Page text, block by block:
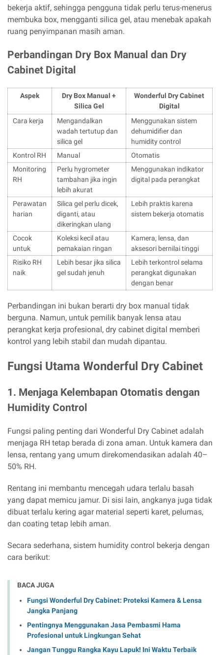
bekerja aktif, sehingga pengguna tidak perlu terus-menerus
membuka box, mengganti silica gel, atau menebak apakah
ruang penyimpanan masih aman.
Perbandingan Dry Box Manual dan Dry
Cabinet Digital
Aspek
Dry Box Manual +
Silica Gel
Wonderful Dry Cabinet
Digital
Cara kerja
Mengandalkan
wadah tertutup dan
silica gel
Menggunakan sistem
dehumidifier dan
humidity control
Kontrol RH
Manual
Otomatis
Monitoring
RH
Perlu hygrometer
tambahan jika ingin
lebih akurat
Menggunakan indikator
digital pada perangkat
Perawatan
harian
Silica gel perlu dicek,
diganti, atau
dikeringkan ulang
Lebih praktis karena
sistem bekerja otomatis
Cocok
untuk
Koleksi kecil atau
pemakaian ringan
Kamera, lensa, dan
aksesori bernilai tinggi
Risiko RH
naik
Lebih besar jika silica
gel sudah jenuh
Lebih terkontrol selama
perangkat digunakan
dengan benar
Perbandingan ini bukan berarti dry box manual tidak
berguna. Namun, untuk pemilik banyak lensa atau
perangkat kerja profesional, dry cabinet digital memberi
kontrol yang lebih stabil dan mudah dipantau.
Fungsi Utama Wonderful Dry Cabinet
1. Menjaga Kelembapan Otomatis dengan
Humidity Control
Fungsi paling penting dari Wonderful Dry Cabinet adalah
menjaga RH tetap berada di zona aman. Untuk kamera dan
lensa, rentang yang umum direkomendasikan adalah 40–
50% RH.
Rentang ini membantu mencegah udara terlalu basah
yang dapat memicu jamur. Di sisi lain, angkanya juga tidak
dibuat terlalu kering agar material seperti karet, pelumas,
dan coating tetap lebih aman.
Secara sederhana, sistem humidity control bekerja dengan
cara berikut:
BACA JUGA
Fungsi Wonderful Dry Cabinet: Proteksi Kamera & Lensa
Jangka Panjang
Pentingnya Menggunakan Jasa Pembasmi Hama
Profesional untuk Lingkungan Sehat
Jangan Tunggu Rangka Kayu Lapuk! Ini Waktu Terbaik